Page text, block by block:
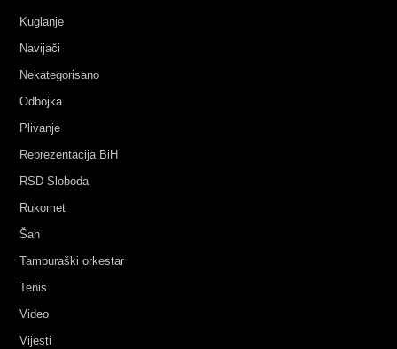
Kuglanje
Navijači
Nekategorisano
Odbojka
Plivanje
Reprezentacija BiH
RSD Sloboda
Rukomet
Šah
Tamburaški orkestar
Tenis
Video
Vijesti